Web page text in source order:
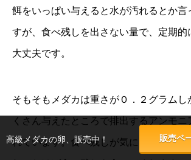
餌をいっぱい与えると水が汚れるとか言
すが、食べ残しを出さない量で、定期的
大丈夫です。
そもそもメダカは重さが０．２グラムし
くさん与えたところで排出するアンモニ
れています。食べ残しが気になるならラ
高級メダカの卵、販売中！ 販売ペ